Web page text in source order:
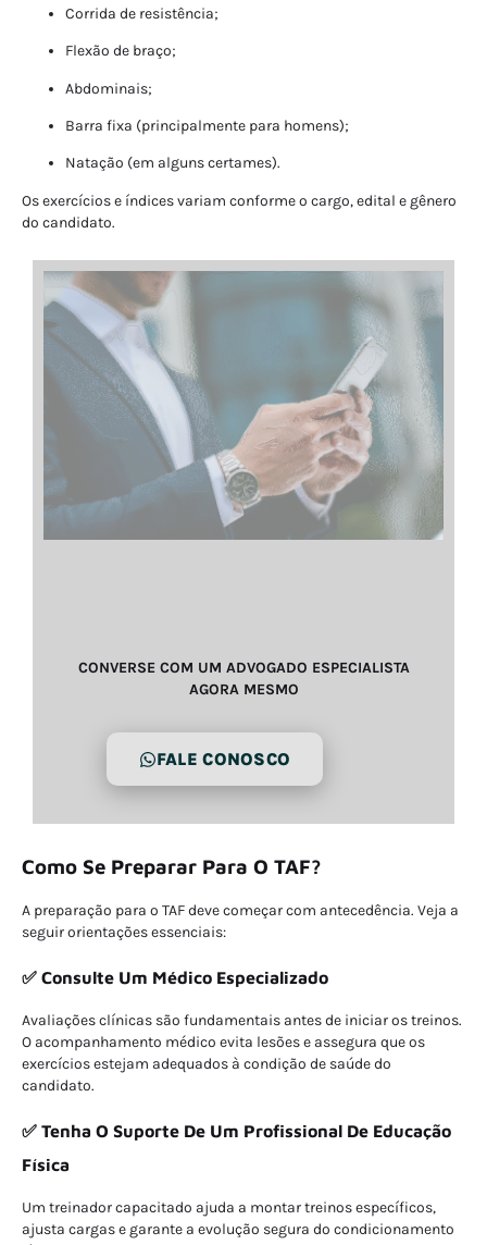
Corrida de resistência;
Flexão de braço;
Abdominais;
Barra fixa (principalmente para homens);
Natação (em alguns certames).
Os exercícios e índices variam conforme o cargo, edital e gênero
do candidato.
CONVERSE COM UM ADVOGADO ESPECIALISTA
AGORA MESMO
FALE CONOSCO
Como Se Preparar Para O TAF?
A preparação para o TAF deve começar com antecedência. Veja a
seguir orientações essenciais:
✅ Consulte Um Médico Especializado
Avaliações clínicas são fundamentais antes de iniciar os treinos.
O acompanhamento médico evita lesões e assegura que os
exercícios estejam adequados à condição de saúde do
candidato.
✅ Tenha O Suporte De Um Profissional De Educação
Física
Um treinador capacitado ajuda a montar treinos específicos,
ajusta cargas e garante a evolução segura do condicionamento